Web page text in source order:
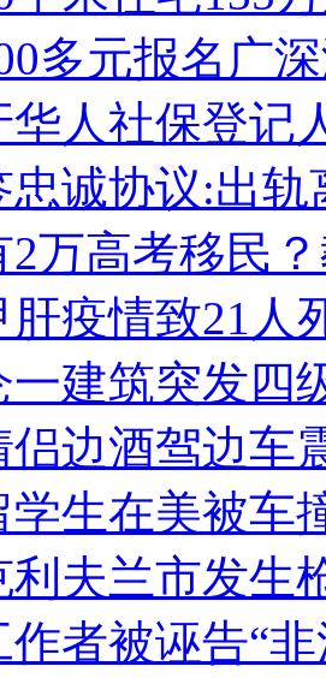
多元报名广
华人社保登记
忠诚协议:出
2万高考移民
肝疫情致21人
一建筑突发四
侣边酒驾边车
学生在美被车
利夫兰市发生
作者被诬告“